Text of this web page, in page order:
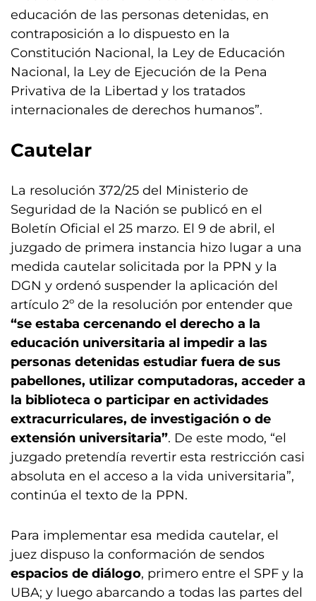
educación de las personas detenidas, en
contraposición a lo dispuesto en la
Constitución Nacional, la Ley de Educación
Nacional, la Ley de Ejecución de la Pena
Privativa de la Libertad y los tratados
internacionales de derechos humanos”.
Cautelar
La resolución 372/25 del Ministerio de
Seguridad de la Nación se publicó en el
Boletín Oficial el 25 marzo. El 9 de abril, el
juzgado de primera instancia hizo lugar a una
medida cautelar solicitada por la PPN y la
DGN y ordenó suspender la aplicación del
artículo 2º de la resolución por entender que
“se estaba cercenando el derecho a la
educación universitaria al impedir a las
personas detenidas estudiar fuera de sus
pabellones, utilizar computadoras, acceder a
la biblioteca o participar en actividades
extracurriculares, de investigación o de
extensión universitaria”. De este modo, “el
juzgado pretendía revertir esta restricción casi
absoluta en el acceso a la vida universitaria”,
continúa el texto de la PPN.
Para implementar esa medida cautelar, el
juez dispuso la conformación de sendos
espacios de diálogo, primero entre el SPF y la
UBA; y luego abarcando a todas las partes del